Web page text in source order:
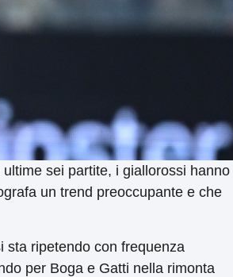
sei partite, i giallorossi hanno
un trend preoccupante e che
sta ripetendo con frequenza
per Boga e Gatti nella rimonta